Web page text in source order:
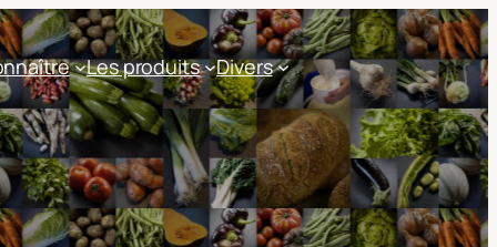
Les produits Divers